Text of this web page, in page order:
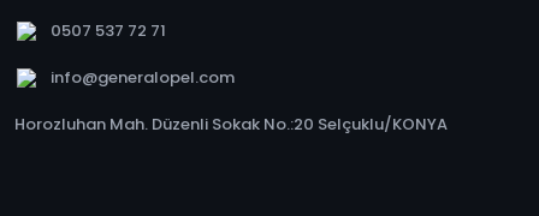
0507 537 72 71
info@generalopel.com
Horozluhan Mah. Düzenli Sokak No.:20 Selçuklu/KONYA